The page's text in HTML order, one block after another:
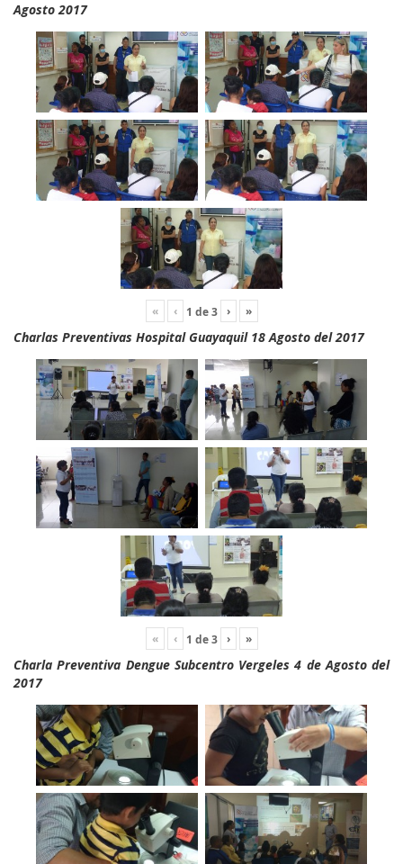
Agosto 2017
« ‹ 1 de3 › »
Charlas Preventivas Hospital Guayaquil 18 Agosto del 2017
« ‹ 1 de3 › »
Charla Preventiva Dengue Subcentro Vergeles 4 de Agosto del
2017